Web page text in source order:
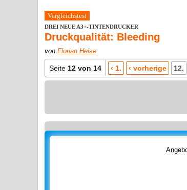
Vergleichstest
DREI NEUE A3+-TINTENDRUCKER
Druckqualität: Bleeding
von Florian Heise
Seite 12 von 14 ‹ 1. ‹ vorherige 12.